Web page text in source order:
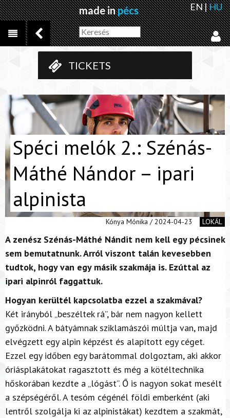
made inpécs EN|HU
TICKETS
Spéci melók 2.: Szénás-
Máthé Nándor – ipari
alpinista
Kónya Mónika / 2024-04-23 LOKÁL
A zenész Szénás-Máthé Nándit nem kell egy pécsinek
sem bemutatnunk. Arról viszont talán kevesebben
tudtok, hogy van egy másik szakmája is. Ezúttal az
ipari alpinról faggattuk.
Hogyan kerültél kapcsolatba ezzel a szakmával?
Két irányból „beszéltek rá”, bár nem nagyon kellett
győzködni. A bátyámnak sziklamászói múltja van, majd
elvégzett egy alpin képzést és alapított egy céget.
Ezzel egy időben egy barátommal dolgoztam, aki akkor
óriásplakátokat ragasztott és még a kötéltechnika
hőskorában kezdte a „lógást”. Ő is nagyon sokat mesélt
a szépségéről. A tesóm cégénél földi emberként (aki
lentről szolgálja ki az alpinistákat) kezdtem a szakmát,